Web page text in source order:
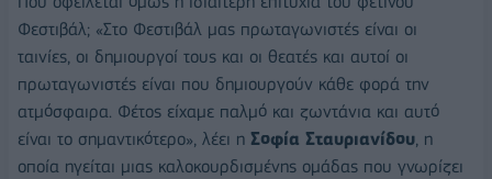
Φεστιβάλ; «Στο Φεστιβάλ μας πρωταγωνιστές είναι οι
ταινίες, οι δημιουργοί τους και οι θεατές και αυτοί οι
πρωταγωνιστές είναι που δημιουργούν κάθε φορά την
ατμόσφαιρα. Φέτος είχαμε παλμό και ζωντάνια και αυτό
είναι το σημαντικότερο», λέει η Σοφία Σταυριανίδου, η
οποία ηγείται μιας καλοκουρδισμένης ομάδας που γνωρίζει